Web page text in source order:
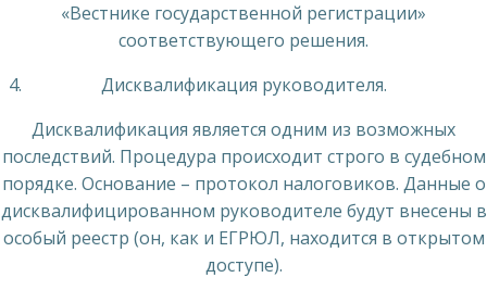
«Вестнике государственной регистрации»
соответствующего решения.
Дисквалификация руководителя.
Дисквалификация является одним из возможных
последствий. Процедура происходит строго в судебном
порядке. Основание – протокол налоговиков. Данные о
дисквалифицированном руководителе будут внесены в
особый реестр (он, как и ЕГРЮЛ, находится в открытом
доступе).